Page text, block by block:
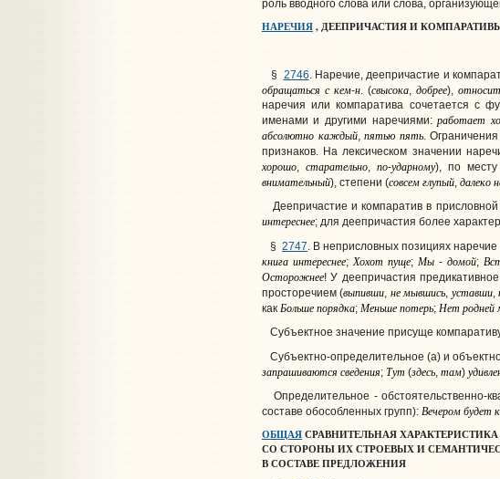
роль вводного слова или слова,
НАРЕЧИЯ, ДЕЕПРИЧАСТИЯ И
§ 2746 . Наречие, деепричастие и
обращаться с кем-н . (свысока ,добрее),
наречия или компаратива сочетается с
именами и другими наречиями:работает
абсолютно каждый,пятью пять.
признаков. На лексическом значении
хорошо, старательно, по-ударному), по
внимательный), степени (совсемглупый, далеко
Деепричастие и компаратив в
интереснее; для деепричастия более
§2747. В неприсловных позицияхнаречие
книга интереснее;Хохот пуще; Мы- домой;
Осторожнее! У деепричастия
просторечием (выпивши, не мывшись, уставши,
как Большепорядка; Меньшепотерь; Нет родней
Субъектное значение присуще
Субъектно-определительное (а) и
запрашиваются сведения; Тут (здесь, там)
Определительное - обстоятельственно-
составе обособленных групп): Вечеромбудет
ОБЩАЯСРАВНИТЕЛЬНАЯ
СО СТОРОНЫ ИХ СТРОЕВЫХ И
В СОСТАВЕ ПРЕДЛОЖЕНИЯ